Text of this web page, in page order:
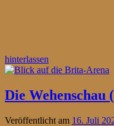
hinterlassen
Die Wehenschau
Veröffentlicht am 16. Juli